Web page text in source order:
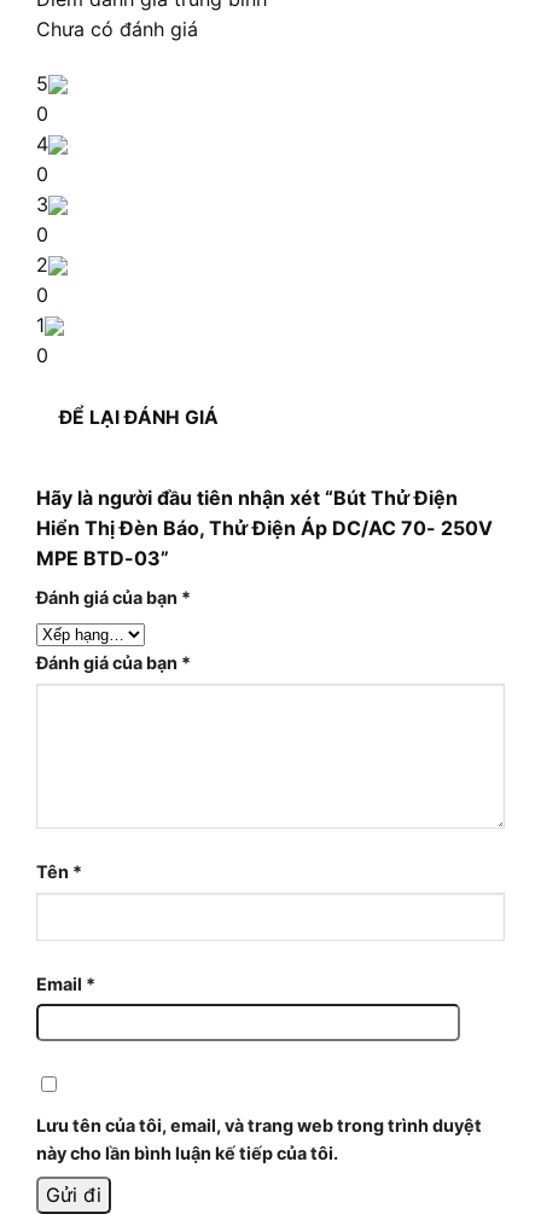
Chưa có đánh giá
5
0
4
0
3
0
2
0
1
0
ĐỂ LẠI ĐÁNH GIÁ
Hãy là người đầu tiên nhận xét “Bút Thử Điện
Hiển Thị Đèn Báo, Thử Điện Áp DC/AC 70- 250V
MPE BTD-03”
Đánh giá của bạn *
Đánh giá của bạn *
Tên *
Email *
Lưu tên của tôi, email, và trang web trong trình duyệt
này cho lần bình luận kế tiếp của tôi.